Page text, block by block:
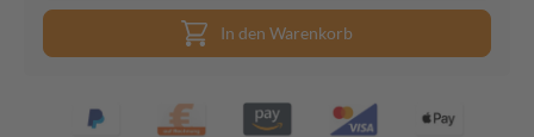
In den Warenkorb